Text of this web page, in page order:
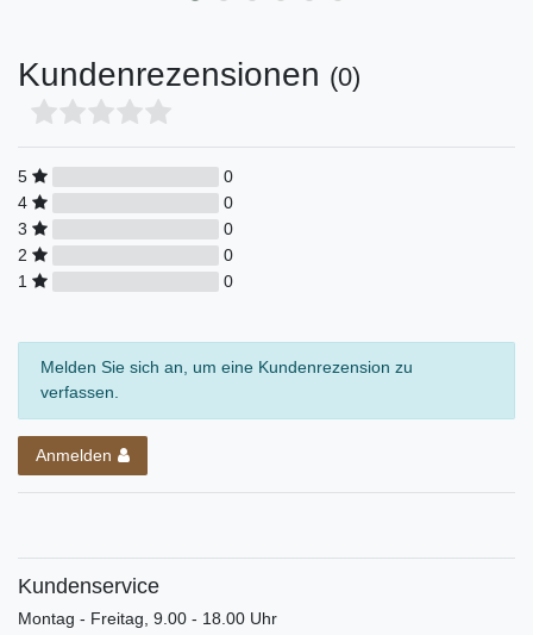
Kundenrezensionen (0)
5
0
4
0
3
0
2
0
1
0
Melden Sie sich an, um eine Kundenrezension zu
verfassen.
Anmelden
Kundenservice
Montag - Freitag, 9.00 - 18.00 Uhr